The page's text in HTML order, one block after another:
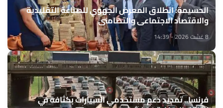
الحسيمة: انطلاق المعرض الجهوي للصناعة التقليدية
والاقتصاد الاجتماعي والتضامني
8 غشت 2026 - 14:39
فرنسا.. تمديد دعم مستخدمي السيارات بكثافة في